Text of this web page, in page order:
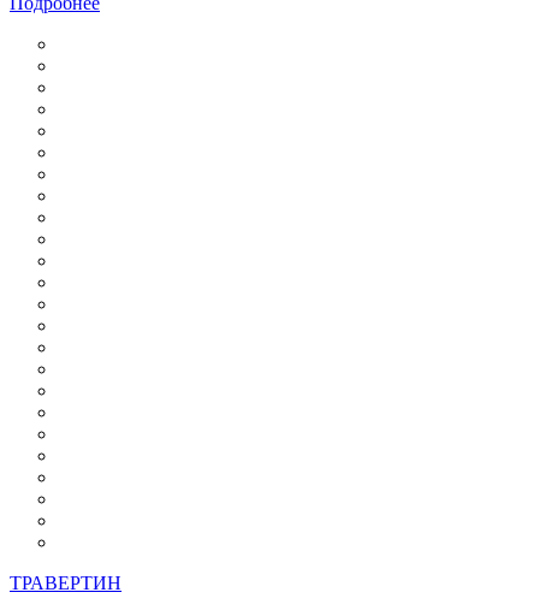
ТРАВЕРТИН